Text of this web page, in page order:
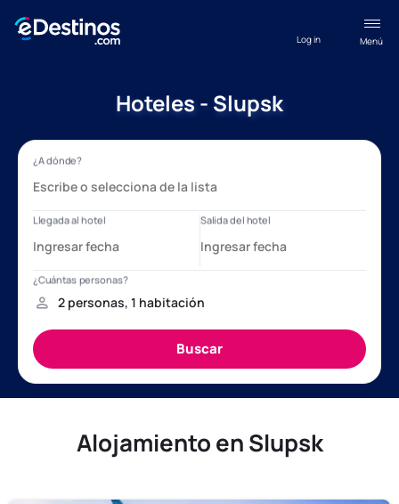
Menú
Log in
Hoteles - Slupsk
Alojamiento en Slupsk